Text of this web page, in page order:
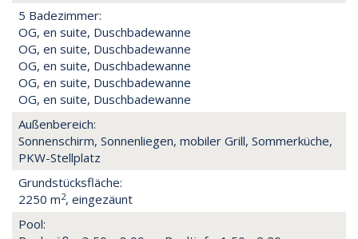
5 Badezimmer:
OG, en suite, Duschbadewanne
OG, en suite, Duschbadewanne
OG, en suite, Duschbadewanne
OG, en suite, Duschbadewanne
OG, en suite, Duschbadewanne
Außenbereich:
Sonnenschirm, Sonnenliegen, mobiler Grill, Sommerküche,
PKW-Stellplatz
Grundstücksfläche:
2250 m2, eingezäunt
Pool: